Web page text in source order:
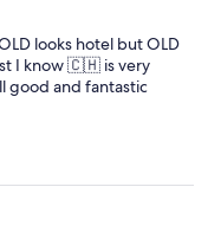
looks hotel but OLD
I know 🇨🇭 is very
good and fantastic